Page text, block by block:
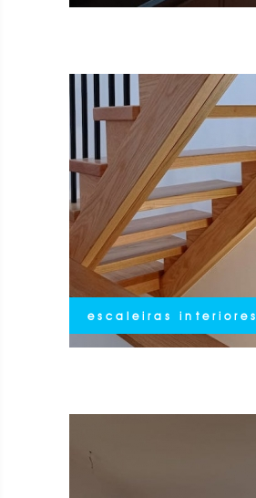
escaleiras interiores